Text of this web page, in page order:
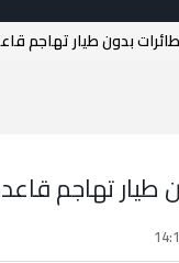
طائرات بدون طيار تهاجم
طيار تهاجم